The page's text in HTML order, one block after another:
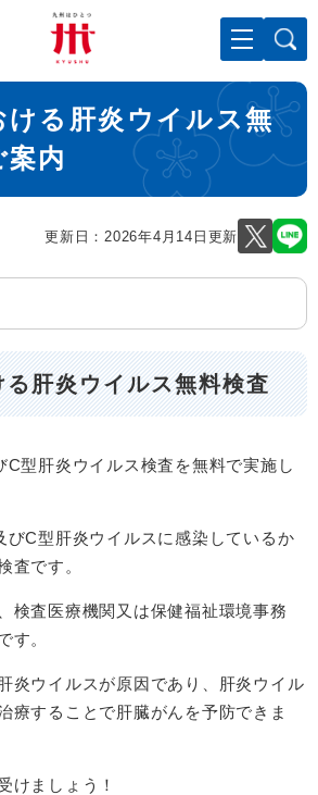
ニューを飛ばして本文へ
ける肝炎ウイルス無
案内
更新日：2026年4月14日更新
る肝炎ウイルス無料検査
型肝炎ウイルス検査を無料で実施し
C型肝炎ウイルスに感染しているか
査です。
検査医療機関又は保健福祉環境事務
す。
炎ウイルスが原因であり、肝炎ウイル
療することで肝臓がんを予防できま
けましょう！